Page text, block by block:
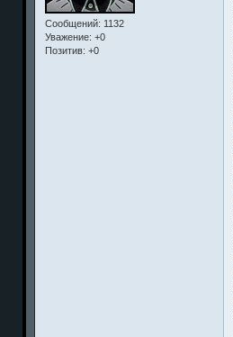
Сообщений: 1132
Уважение: +0
Позитив: +0